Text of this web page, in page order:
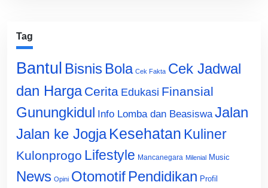
Tag
Bantul Bisnis Bola Cek Fakta Cek Jadwal
dan Harga Cerita Edukasi Finansial
Gunungkidul Info Lomba dan Beasiswa Jalan
Jalan ke Jogja Kesehatan Kuliner
Kulonprogo Lifestyle Mancanegara Milenial Music
News Opini Otomotif Pendidikan Profil